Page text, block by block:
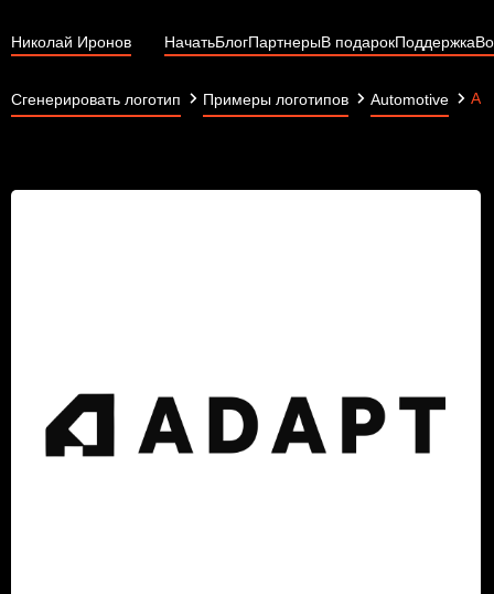
Николай Иронов НачатьБлогПартнерыВ подарокПоддержка
Сгенерировать логотип Примеры логотипов Automotive